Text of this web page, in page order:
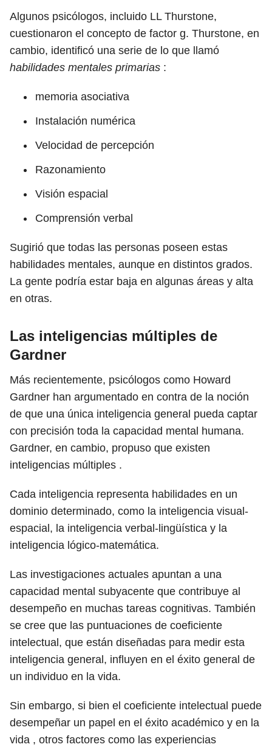
Algunos psicólogos, incluido LL Thurstone,
cuestionaron el concepto de factor g. Thurstone, en
cambio, identificó una serie de lo que llamó
habilidades mentales primarias :
memoria asociativa
Instalación numérica
Velocidad de percepción
Razonamiento
Visión espacial
Comprensión verbal
Sugirió que todas las personas poseen estas
habilidades mentales, aunque en distintos grados.
La gente podría estar baja en algunas áreas y alta
en otras.
Las inteligencias múltiples de
Gardner
Más recientemente, psicólogos como Howard
Gardner han argumentado en contra de la noción
de que una única inteligencia general pueda captar
con precisión toda la capacidad mental humana.
Gardner, en cambio, propuso que existen
inteligencias múltiples .
Cada inteligencia representa habilidades en un
dominio determinado, como la inteligencia visual-
espacial, la inteligencia verbal-lingüística y la
inteligencia lógico-matemática.
Las investigaciones actuales apuntan a una
capacidad mental subyacente que contribuye al
desempeño en muchas tareas cognitivas. También
se cree que las puntuaciones de coeficiente
intelectual, que están diseñadas para medir esta
inteligencia general, influyen en el éxito general de
un individuo en la vida.
Sin embargo, si bien el coeficiente intelectual puede
desempeñar un papel en el éxito académico y en la
vida , otros factores como las experiencias